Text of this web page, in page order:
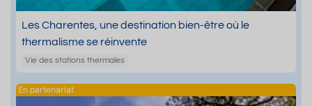
Les Charentes, une destination bien-être où le
thermalisme se réinvente
Vie des stations thermales